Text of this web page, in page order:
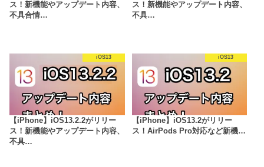
ス！新機能やアップデート内容、
不具合情…
ス！新機能やアップデート内容、
不具…
iOS13
【iPhone】iOS13.2.2がリリー
ス！新機能やアップデート内容、
不具…
iOS13
【iPhone】iOS13.2がリリー
ス！AirPods Pro対応など新機…